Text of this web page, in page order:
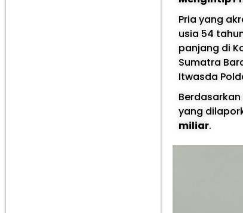
Pria yang
usia 54
panjang di
Sumatra
Itwasda
yang
miliar.